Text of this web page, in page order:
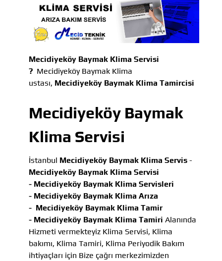
Mecidiyeköy Baymak Klima Servisi
? Mecidiyeköy Baymak Klima
ustası, Mecidiyeköy Baymak Klima Tamircisi
Mecidiyeköy Baymak
Klima Servisi
İstanbul Mecidiyeköy Baymak Klima Servis -
Mecidiyeköy Baymak Klima Servisi
- Mecidiyeköy Baymak Klima Servisleri
- Mecidiyeköy Baymak Klima Arıza
- Mecidiyeköy Baymak Klima Tamir
- Mecidiyeköy Baymak Klima Tamiri Alanında
Hizmeti vermekteyiz Klima Servisi, Klima
bakımı, Klima Tamiri, Klima Periyodik Bakım
ihtiyaçları için Bize çağrı merkezimizden